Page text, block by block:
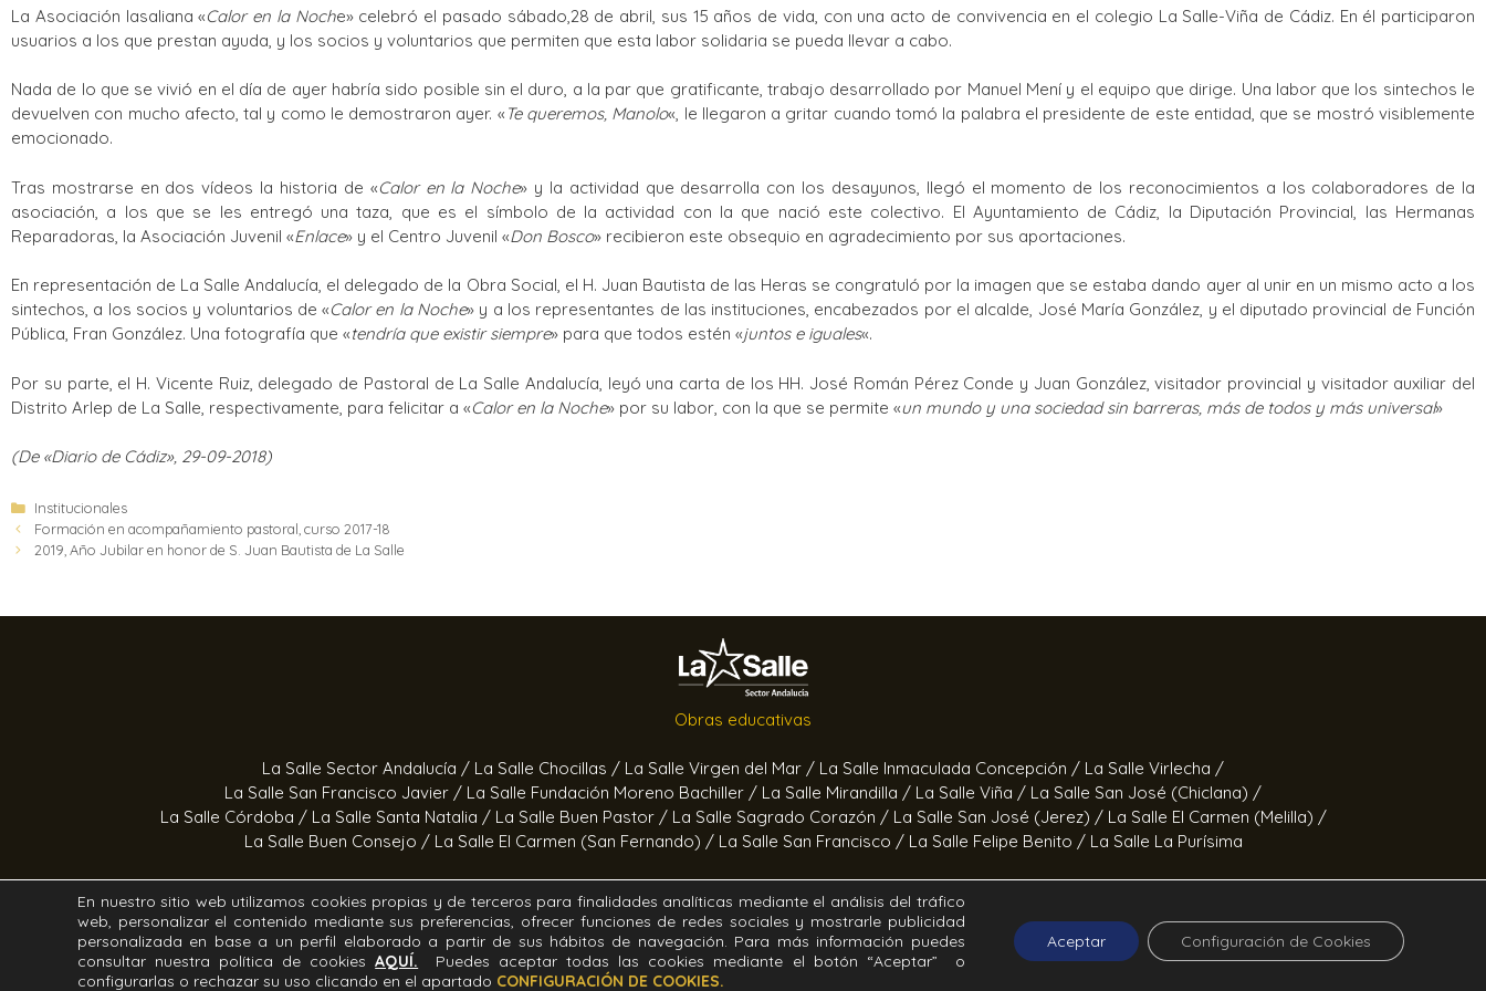
Ciclos Formativos
La Asociación lasaliana «Calor en la Noche» celebró el pasado sábado,28 de abril, sus 15 años de vida, con una acto de convivencia en el colegio La Salle-Viña de Cádiz. En él participaron
usuarios a los que prestan ayuda, y los socios y voluntarios que permiten que esta labor solidaria se pueda llevar a cabo.
Nada de lo que se vivió en el día de ayer habría sido posible sin el duro, a la par que gratificante, trabajo desarrollado por Manuel Mení y el equipo que dirige. Una labor que los sintechos le
devuelven con mucho afecto, tal y como le demostraron ayer. « Te queremos, Manolo«, le llegaron a gritar cuando tomó la palabra el presidente de este entidad, que se mostró visiblemente
emocionado.
Tras mostrarse en dos vídeos la historia de «Calor en la Noche» y la actividad que desarrolla con los desayunos, llegó el momento de los reconocimientos a los colaboradores de la
asociación, a los que se les entregó una taza, que es el símbolo de la actividad con la que nació este colectivo. El Ayuntamiento de Cádiz, la Diputación Provincial, las Hermanas
Reparadoras, la Asociación Juvenil «Enlace» y el Centro Juvenil «Don Bosco» recibieron este obsequio en agradecimiento por sus aportaciones.
En representación de La Salle Andalucía, el delegado de la Obra Social, el H. Juan Bautista de las Heras se congratuló por la imagen que se estaba dando ayer al unir en un mismo acto a los
sintechos, a los socios y voluntarios de «Calor en la Noche» y a los representantes de las instituciones, encabezados por el alcalde, José María González, y el diputado provincial de Función
Pública, Fran González. Una fotografía que «tendría que existir siempre» para que todos estén «juntos e iguales«.
Por su parte, el H. Vicente Ruiz, delegado de Pastoral de La Salle Andalucía, leyó una carta de los HH. José Román Pérez Conde y Juan González, visitador provincial y visitador auxiliar del
Distrito Arlep de La Salle, respectivamente, para felicitar a «Calor en la Noche» por su labor, con la que se permite «un mundo y una sociedad sin barreras, más de todos y más universal»
(De «Diario de Cádiz», 29-09-2018)
Institucionales
Formación en acompañamiento pastoral, curso 2017-18
2019, Año Jubilar en honor de S. Juan Bautista de La Salle
Obras educativas
La Salle Sector Andalucía / La Salle Chocillas / La Salle Virgen del Mar / La Salle Inmaculada Concepción / La Salle Virlecha /
La Salle San Francisco Javier / La Salle Fundación Moreno Bachiller / La Salle Mirandilla / La Salle Viña / La Salle San José (Chiclana) /
La Salle Córdoba / La Salle Santa Natalia / La Salle Buen Pastor / La Salle Sagrado Corazón / La Salle San José (Jerez) / La Salle El Carmen (Melilla) /
La Salle Buen Consejo / La Salle El Carmen (San Fernando) / La Salle San Francisco / La Salle Felipe Benito / La Salle La Purísima
Obras socioeducativas
Estrella Azahara /Manos Abiertas /Hogar Jerez /Proyecto Alfa /Hogar San Ramón y San Fernando /Calor en la Noche
En nuestro sitio web utilizamos cookies propias y de terceros para finalidades analíticas mediante el análisis del tráfico
web, personalizar el contenido mediante sus preferencias, ofrecer funciones de redes sociales y mostrarle publicidad
personalizada en base a un perfil elaborado a partir de sus hábitos de navegación. Para más información puedes
consultar nuestra política de cookiesAQUÍ.
Puedes aceptar todas las cookies mediante el botón “Aceptar” o
configurarlas o rechazar su uso clicando en el apartado CONFIGURACIÓN DE COOKIES.
Aceptar Configuración de Cookies